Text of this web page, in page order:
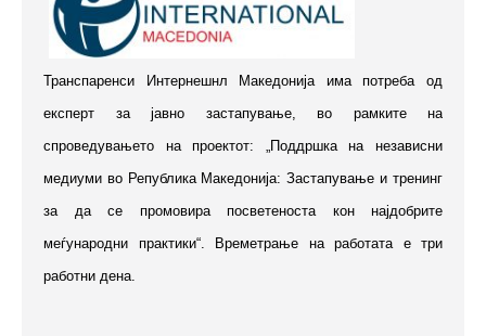
Транспаренси Интернешнл Македонија има потреба од
експерт за јавно застапување, во рамките на
спроведувањето на проектот: „Поддршка на независни
медиуми во Република Македонија: Застапување и тренинг
за да се промовира посветеноста кон најдобрите
меѓународни практики“. Времетрање на работата е три
работни дена.